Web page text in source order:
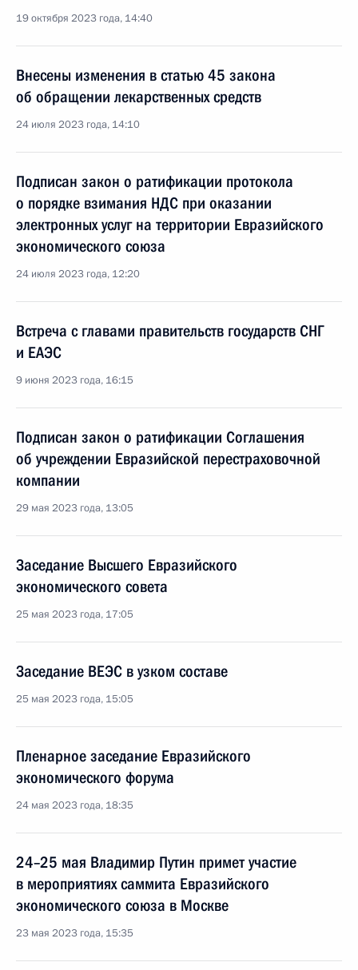
19 октября 2023 года, 14:40
Внесены изменения в статью 45 закона
об обращении лекарственных средств
24 июля 2023 года, 14:10
Подписан закон о ратификации протокола
о порядке взимания НДС при оказании
электронных услуг на территории Евразийского
экономического союза
24 июля 2023 года, 12:20
Встреча с главами правительств государств СНГ
и ЕАЭС
9 июня 2023 года, 16:15
Подписан закон о ратификации Соглашения
об учреждении Евразийской перестраховочной
компании
29 мая 2023 года, 13:05
Заседание Высшего Евразийского
экономического совета
25 мая 2023 года, 17:05
Заседание ВЕЭС в узком составе
25 мая 2023 года, 15:05
Пленарное заседание Евразийского
экономического форума
24 мая 2023 года, 18:35
24–25 мая Владимир Путин примет участие
в мероприятиях саммита Евразийского
экономического союза в Москве
23 мая 2023 года, 15:35